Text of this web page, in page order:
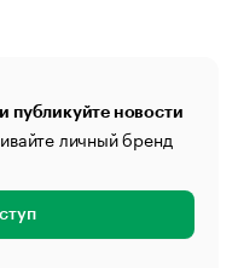
публикуйте новости
личный бренд